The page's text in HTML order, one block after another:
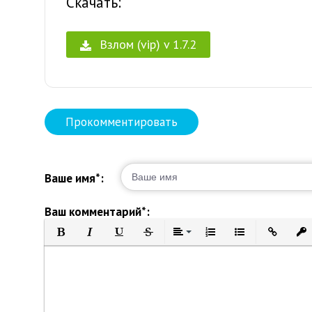
Взлом (vip) v 1.7.2
Прокомментировать
Ваше имя*:
Ваш комментарий*:
Полужирный
КурсивПодчеркнутый
ЗачеркнутыйВыравнивание
Нумерованный список
Маркированный
Вставить